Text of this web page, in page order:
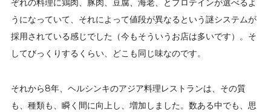
ぞれの料理に鶏肉、豚肉、豆腐、海老、とプロテインが選べるよ
うになっていて、それによって値段が異なるという謎システムが
採用されている感じでした（今もそういうお店は多いです）。そ
してびっくりするくらい、どこも同じ味なのです。
それから8年、ヘルシンキのアジア料理レストランは、その質
も、種類も、瞬く間に向上し、増加しました。数ある中でも、思